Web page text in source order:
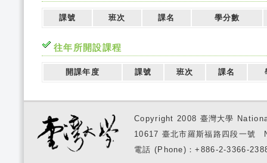
課號 班次 課名 學分數
往年所開設課程
開課年度 課號 班次 課名
Copyright 2008 臺灣大學
10617 臺北市羅斯福路四段一
電話 (Phone)：+886-2-3366-